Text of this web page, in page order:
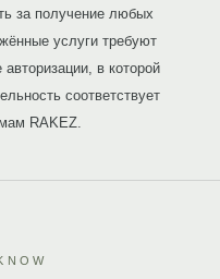
за получение любых
услуги требуют
в которой
соответствует
RAKEZ.